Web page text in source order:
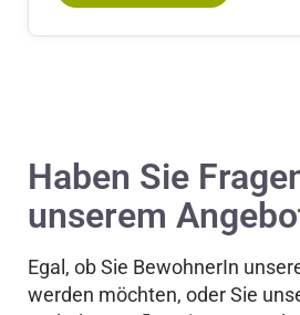
Haben Sie
unserem
Egal, ob Sie BewohnerIn
werden möchten, oder Sie